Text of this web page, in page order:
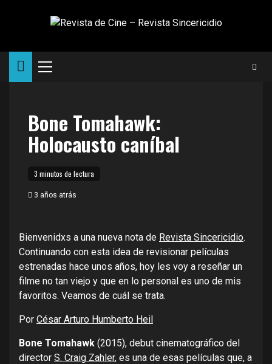
Menú
Bone Tomahawk:
Holocausto caníbal
3 minutos de lectura
3 años atrás
Bienvenidxs a una nueva nota de Revista Sincericidio.
Continuando con esta idea de revisionar películas
estrenadas hace unos años, hoy les voy a reseñar un
filme no tan viejo y que en lo personal es uno de mis
favoritos. Veamos de cuál se trata.
Por César Arturo Humberto Heil
Bone Tomahawk (2015), debut cinematográfico del
director S. Craig Zahler, es una de esas películas que, a